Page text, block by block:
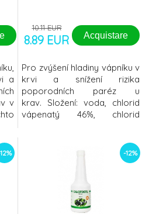
a
v
10.11 EUR
8.89 EUR Acquistare
Pro zvýšení hladiny vápníku v
krvi a snížení rizika
poporodních paréz u
krav. Složení: voda, chlorid
vápenatý 46%, chlorid
složení ve 100 ml:vápník 10,4
gHlavní nutriční
vlastnosti: vysoký obsah
vápníku (ze snadno
-12%